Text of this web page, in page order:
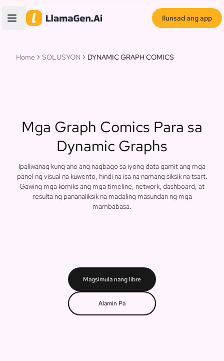
Ilunsad ang app
Home SOLUSYON DYNAMIC GRAPH COMICS
Mga Graph Comics Para sa
Dynamic Graphs
Ipaliwanag kung ano ang nagbago sa iyong data gamit ang mga
panel ng visual na kuwento, hindi na isa na namang siksik na tsart.
Gawing mga komiks ang mga timeline, network, dashboard, at
resulta ng pananaliksik na madaling masundan ng mga
mambabasa.
Magsimula nang libre
Alamin Pa